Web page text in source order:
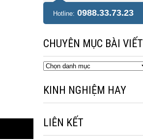
Hotline: 0988.33.73.23
CHUYÊN MỤC BÀI VIẾT
Chuyên
viết
KINH NGHIỆM HAY
LIÊN KẾT